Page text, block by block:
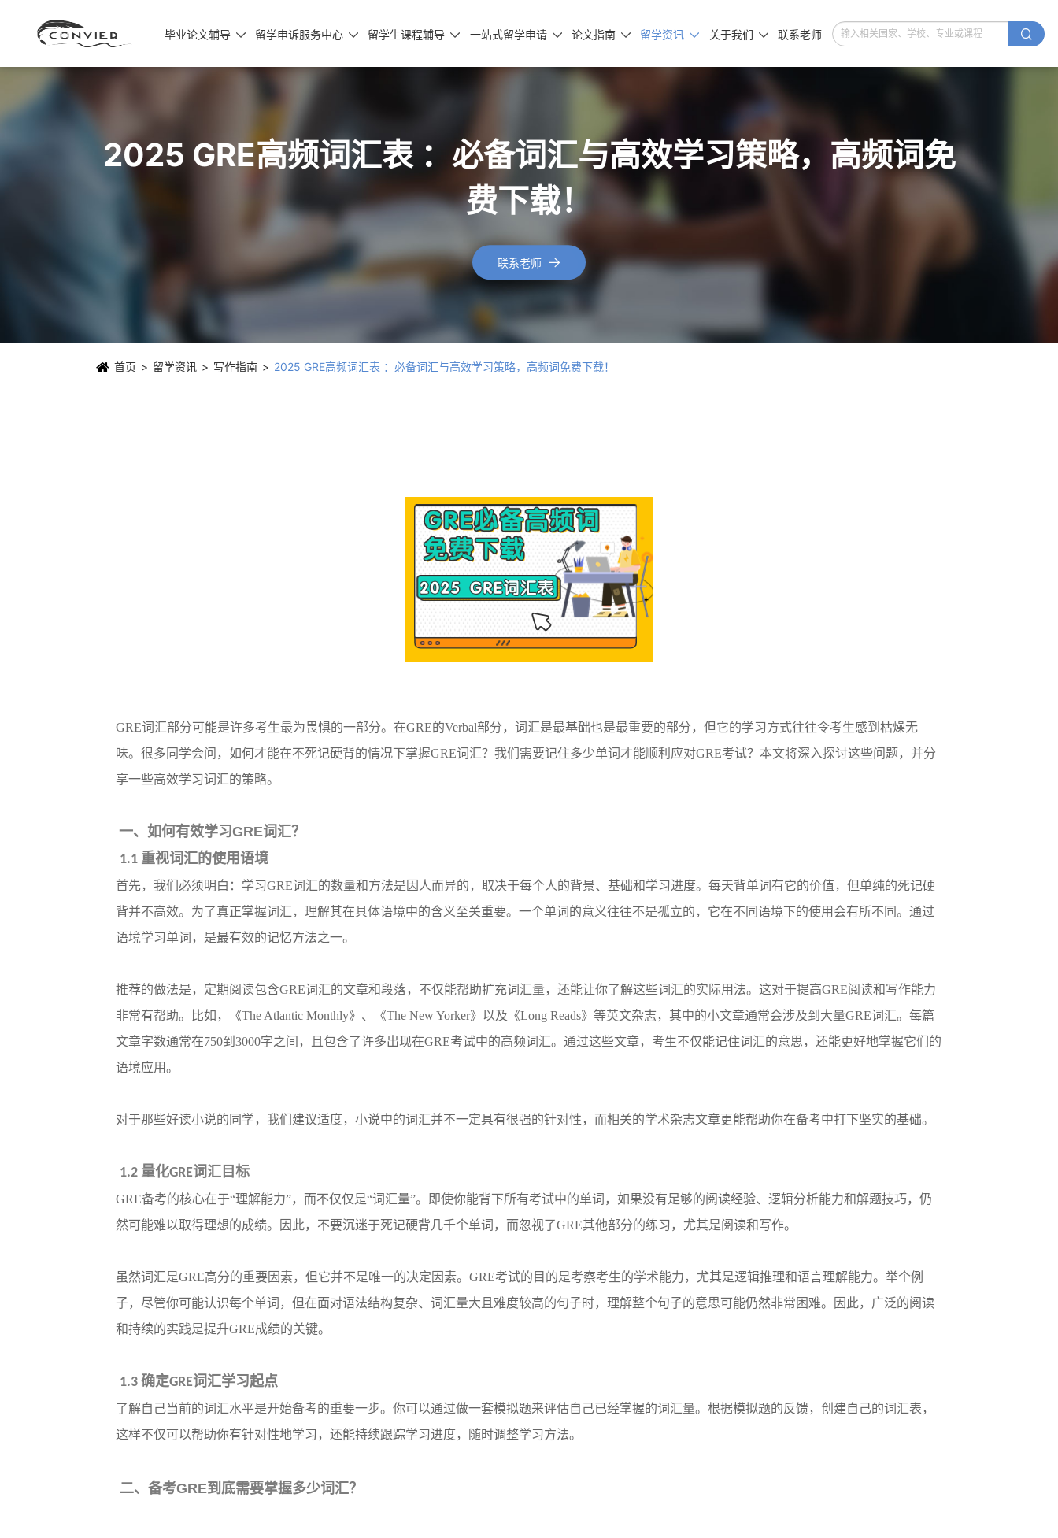
毕业论文辅导  留学申诉服务中心  留学生课程辅导  一站式留学申请  论文指南  留学资讯  关于我们  联系老师 
2025 GRE高频词汇表 ：必备词汇与高效学习策略，高频词免
费下载！
联系老师 
首页 留学资讯 写作指南 2025 GRE高频词汇表 ：必备词汇与高效学习策略，高频词免费下载！
GRE词汇部分可能是许多考生最为畏惧的一部分。在GRE的Verbal部分，词汇是最基础也是最重要的部分，但它的学习方式往往令考生感到枯燥无
味。很多同学会问，如何才能在不死记硬背的情况下掌握GRE词汇？我们需要记住多少单词才能顺利应对GRE考试？本文将深入探讨这些问题，并分
享一些高效学习词汇的策略。
一、如何有效学习GRE词汇？
1.1 重视词汇的使用语境
首先，我们必须明白：学习GRE词汇的数量和方法是因人而异的，取决于每个人的背景、基础和学习进度。每天背单词有它的价值，但单纯的死记硬
背并不高效。为了真正掌握词汇，理解其在具体语境中的含义至关重要。一个单词的意义往往不是孤立的，它在不同语境下的使用会有所不同。通过
语境学习单词，是最有效的记忆方法之一。
推荐的做法是，定期阅读包含GRE词汇的文章和段落，不仅能帮助扩充词汇量，还能让你了解这些词汇的实际用法。这对于提高GRE阅读和写作能力
非常有帮助。比如，《The Atlantic Monthly》、《The New Yorker》以及《Long Reads》等英文杂志，其中的小文章通常会涉及到大量GRE词汇。每篇
文章字数通常在750到3000字之间，且包含了许多出现在GRE考试中的高频词汇。通过这些文章，考生不仅能记住词汇的意思，还能更好地掌握它们的
语境应用。
对于那些好读小说的同学，我们建议适度，小说中的词汇并不一定具有很强的针对性，而相关的学术杂志文章更能帮助你在备考中打下坚实的基础。
1.2 量化GRE词汇目标
GRE备考的核心在于“理解能力”，而不仅仅是“词汇量”。即使你能背下所有考试中的单词，如果没有足够的阅读经验、逻辑分析能力和解题技巧，仍
然可能难以取得理想的成绩。因此，不要沉迷于死记硬背几千个单词，而忽视了GRE其他部分的练习，尤其是阅读和写作。
虽然词汇是GRE高分的重要因素，但它并不是唯一的决定因素。GRE考试的目的是考察考生的学术能力，尤其是逻辑推理和语言理解能力。举个例
子，尽管你可能认识每个单词，但在面对语法结构复杂、词汇量大且难度较高的句子时，理解整个句子的意思可能仍然非常困难。因此，广泛的阅读
和持续的实践是提升GRE成绩的关键。
1.3 确定GRE词汇学习起点
了解自己当前的词汇水平是开始备考的重要一步。你可以通过做一套模拟题来评估自己已经掌握的词汇量。根据模拟题的反馈，创建自己的词汇表，
这样不仅可以帮助你有针对性地学习，还能持续跟踪学习进度，随时调整学习方法。
二、备考GRE到底需要掌握多少词汇？